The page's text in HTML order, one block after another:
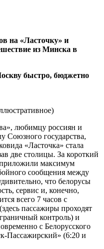
на «Ласточку» и
из Минска в
любимцу россиян и
Союзного государства,
«Ласточка» стала
две столицы. За короткий
приложили максимум
сообщения между
что белорусы
сервис и, конечно,
всего 7 часов с
пассажиры проходят
контроль) и
с Белорусского
Пассажирский» (6:20 и